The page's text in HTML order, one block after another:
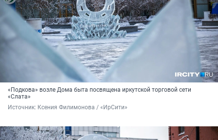
«Подкова» возле Дома быта посвящена иркутской торговой сети
«Слата»
Источник: Ксения Филимонова / «ИрСити»